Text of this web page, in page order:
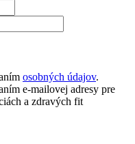
osobných údajov.
e-mailovej adresy pre
a zdravých fit